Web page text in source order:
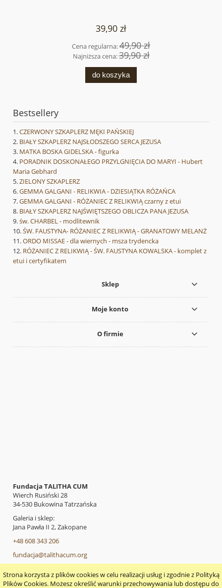
Strona korzysta z plików cookies w celu realizacji usług i zgodnie z Polityką
Plików Cookies. Możesz określić warunki przechowywania lub dostępu do
39,90 zł
Cena regularna:49,90 zł
Najniższa cena:39,90 zł
do koszyka
Bestsellery
CZERWONY SZKAPLERZ MĘKI PAŃSKIEJ
BIAŁY SZKAPLERZ NAJSŁODSZEGO SERCA JEZUSA
MATKA BOSKA GIDELSKA - figurka
PORADNIK DOSKONAŁEGO PRZYLGNIĘCIA DO MARYI - Hubert
Maria Gebhard
ZIELONY SZKAPLERZ
GEMMA GALGANI - RELIKWIA - DZIESIĄTKA RÓŻAŃCA
GEMMA GALGANI - RÓŻANIEC Z RELIKWIĄ czarny z etui
BIAŁY SZKAPLERZ NAJŚWIĘTSZEGO OBLICZA PANA JEZUSA
św. CHARBEL - modlitewnik
ŚW. FAUSTYNA- RÓŻANIEC Z RELIKWIĄ - GRANATOWY MELANŻ
ORDO MISSAE - dla wiernych - msza trydencka
RÓŻANIEC Z RELIKWIĄ - ŚW. FAUSTYNA KOWALSKA - komplet z
etui i certyfikatem
Sklep
Moje konto
O firmie
Fundacja TALITHA CUM
Wierch Rusiński 28
34-530 Bukowina Tatrzańska
Galeria i sklep:
Jana Pawła II 2, Zakopane
+48 608 343 206
fundacja@talithacum.org
pokaż pełną wersję strony